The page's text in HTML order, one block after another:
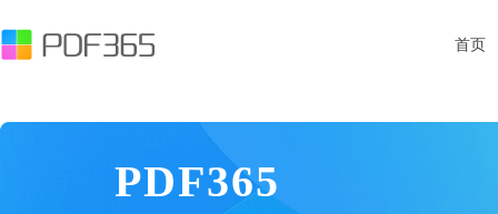
首页
PDF365